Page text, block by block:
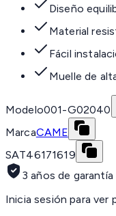
Diseño
Material
Fácil
Muelle de
Modelo001-G02040
MarcaCAME
SAT46171619
3 años de garantía
Inicia sesión para ver